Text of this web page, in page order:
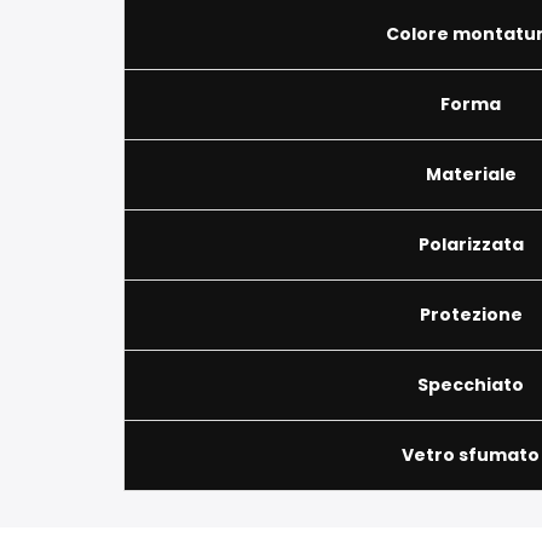
Colore
Forma
Materiale
Polarizzata
Protezione
Specchiato
Vetro sfumato